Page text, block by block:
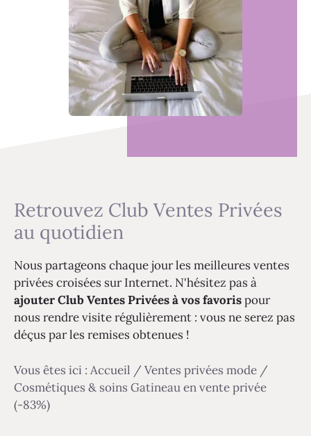
Retrouvez Club Ventes Privées
au quotidien
Nous partageons chaque jour les meilleures ventes
privées croisées sur Internet. N'hésitez pas à
ajouter Club Ventes Privées à vos favorispour
nous rendre visite régulièrement : vous ne serez pas
déçus par les remises obtenues !
Vous êtes ici : Accueil / Ventes privées mode /
Cosmétiques & soins Gatineau en vente privée
(-83%)